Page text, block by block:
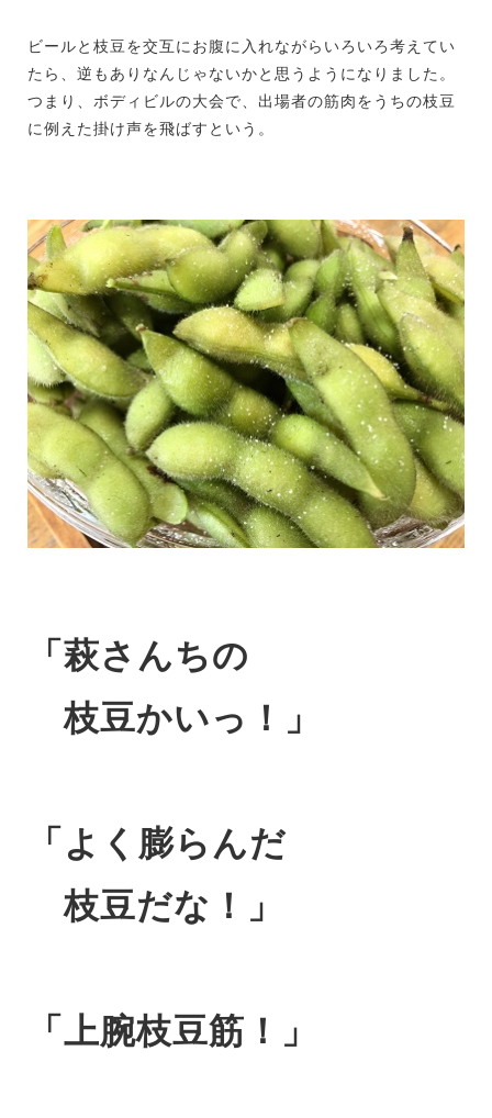
ビールと枝豆を交互にお腹に入れながらいろいろ考えてい
たら、逆もありなんじゃないかと思うようになりました。
つまり、ボディビルの大会で、出場者の筋肉をうちの枝豆
に例えた掛け声を飛ばすという。
「萩さんちの
枝豆かいっ！」
「よく膨らんだ
枝豆だな！」
「上腕枝豆筋！」